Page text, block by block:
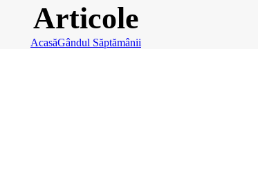
Articole
AcasăGândul Săptămânii